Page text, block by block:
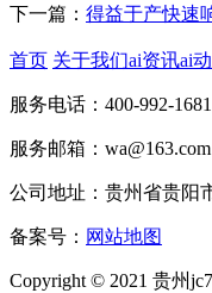
下一篇： 得益于产快速
首页 关于我们ai资讯ai
服务电话：400-992-1681
服务邮箱：wa@163.com
公司地址：贵州省贵阳
备案号： 网站地图
Copyright © 2021 贵州